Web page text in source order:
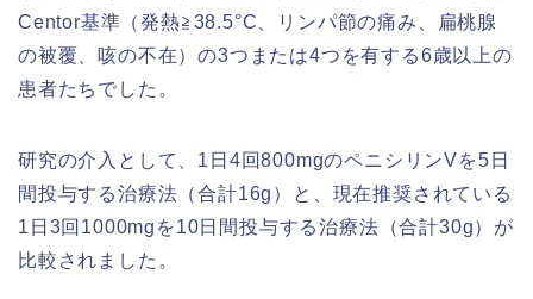
Centor基準（発熱≧38.5°C、リンパ節の痛み、扁桃腺
の被覆、咳の不在）の3つまたは4つを有する6歳以上の
患者たちでした。
研究の介入として、1日4回800mgのペニシリンVを5日
間投与する治療法（合計16g）と、現在推奨されている
1日3回1000mgを10日間投与する治療法（合計30g）が
比較されました。